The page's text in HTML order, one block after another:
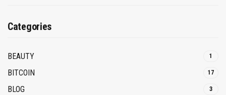
Categories
BEAUTY 1
BITCOIN 17
BLOG 3